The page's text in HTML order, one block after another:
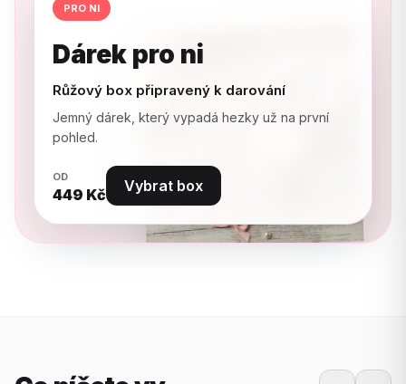
PRO NI
Dárek pro ni
Růžový box připravený k darování
Jemný dárek, který vypadá hezky už na první
pohled.
OD
449 Kč Vybrat box